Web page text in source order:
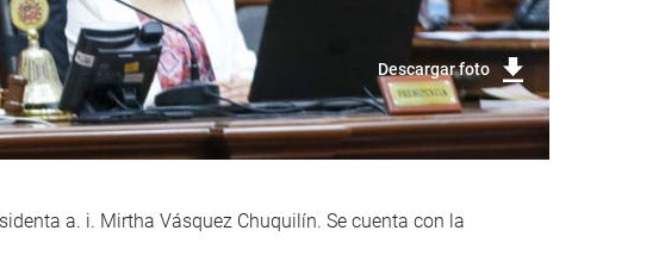
Descargar foto
a. i. Mirtha Vásquez Chuquilín. Se cuenta con la